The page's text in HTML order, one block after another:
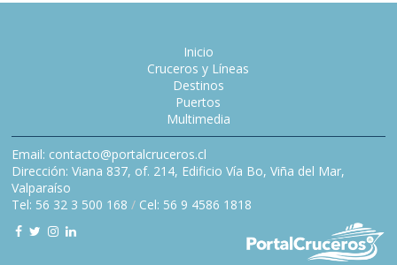
Inicio
Cruceros y Líneas
Destinos
Puertos
Multimedia
Email: contacto@portalcruceros.cl
Dirección: Viana 837, of. 214, Edificio Vía Bo, Viña del Mar,
Valparaíso
Tel: 56 32 3 500 168 / Cel: 56 9 4586 1818